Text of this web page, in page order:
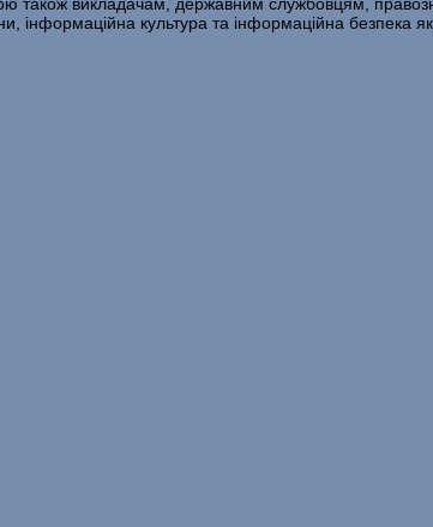
інформаційна культура та інформаційна безпека